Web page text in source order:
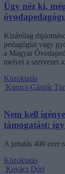
Úgy néz ki,
Kizárólag
pedagógiai vagy
a Magyar
melyet a szervezet
Közoktatás
Kurucz-Gáspár
Nem kell
támogatást:
A juttatás 400 ezer
Közoktatás
Kovács Dóri